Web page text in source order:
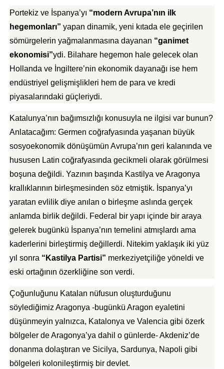
Portekiz ve İspanya’yı “modern Avrupa’nın ilk
hegemonları” yapan dinamik, yeni kıtada ele geçirilen
sömürgelerin yağmalanmasına dayanan “ganimet
ekonomisi”ydi. Bilahare hegemon hale gelecek olan
Hollanda ve İngiltere’nin ekonomik dayanağı ise hem
endüstriyel gelişmişlikleri hem de para ve kredi
piyasalarındaki güçleriydi.
Katalunya’nın bağımsızlığı konusuyla ne ilgisi var bunun?
Anlatacağım: Germen coğrafyasında yaşanan büyük
sosyoekonomik dönüşümün Avrupa’nın geri kalanında ve
hususen Latin coğrafyasında gecikmeli olarak görülmesi
boşuna değildi. Yazının başında Kastilya ve Aragonya
krallıklarının birleşmesinden söz etmiştik. İspanya’yı
yaratan evlilik diye anılan o birleşme aslında gerçek
anlamda birlik değildi. Federal bir yapı içinde bir araya
gelerek bugünkü İspanya’nın temelini atmışlardı ama
kaderlerini birleştirmiş değillerdi. Nitekim yaklaşık iki yüz
yıl sonra “Kastilya Partisi” merkeziyetçiliğe yöneldi ve
eski ortağının özerkliğine son verdi.
Çoğunluğunu Katalan nüfusun oluşturduğunu
söylediğimiz Aragonya -bugünkü Aragon eyaletini
düşünmeyin yalnızca, Katalonya ve Valencia gibi özerk
bölgeler de Aragonya’ya dahil o günlerde- Akdeniz’de
donanma dolaştıran ve Sicilya, Sardunya, Napoli gibi
bölgeleri kolonileştirmiş bir devlet.